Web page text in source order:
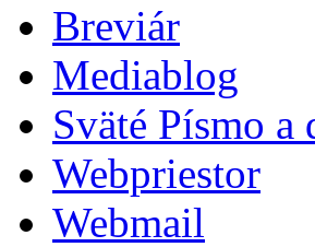
Breviár
Mediablog
Sväté Písmo a
Webpriestor
Webmail